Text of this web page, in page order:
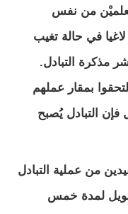
من نفس
في حالة تغيب
مذكرة التبادل.
بمقار عملهم
فإن التبادل يُصبح
من عملية التبادل
لمدة خمس